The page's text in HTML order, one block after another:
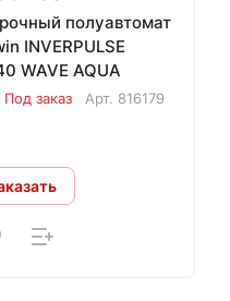
полуавтомат
INVERPULSE
WAVE AQUA
Под заказ Арт. 816179